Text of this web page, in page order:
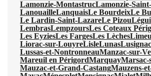
Lamonzie-MontastrucLamonzie-
LanouailleLanquaisLe BourdeixLe
Le Lardin-Saint-LazareLe Pizou
LembrasLempzoursLes Coteaux
Les EyziesLes FargesLes Lèches
Liorac-sur-LouyreLisleLunasLusignac
Lussas-et-NontronneauManzac-sur-
Mareuil en PérigordMarquayMarsac-
Mauzac-et-Grand-CastangMauzens-